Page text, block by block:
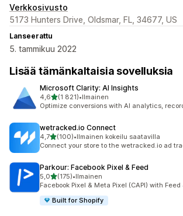
Verkkosivusto
5173 Hunters Drive, Oldsmar, FL, 34677, US
Lanseerattu
5. tammikuu 2022
Lisää tämänkaltaisia sovelluksia
Microsoft Clarity: AI Insights
4,6/ 5 tähteä
(1 821)
1821 arvostelua yhteensä
•Ilmainen
Optimize conversions with AI analytics,
wetracked.io Connect
4,7/ 5 tähteä
(100)
100 arvostelua yhteensä
•Ilmainen kokeilu saatavilla
Connect your store to the wetracked.io ad
Parkour: Facebook Pixel & Feed
5,0/ 5 tähteä
(175)
175 arvostelua yhteensä
•Ilmainen
Facebook Pixel & Meta Pixel (CAPI) with Feed
Built for Shopify